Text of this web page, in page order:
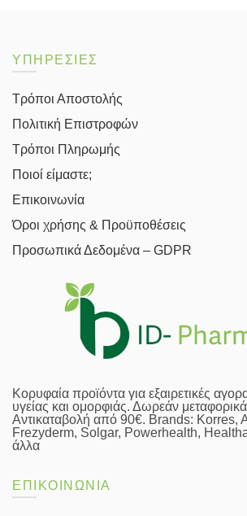
ΥΠΗΡΕΣΙΕΣ
Τρόποι Αποστολής
Πολιτική Επιστροφών
Τρόποι Πληρωμής
Ποιοί είμαστε;
Επικοινωνία
Όροι χρήσης & Προϋποθέσεις
Προσωπικά Δεδομένα – GDPR
Κορυφαία προϊόντα για εξαιρετικές
υγείας και ομορφιάς. Δωρεάν
Αντικαταβολή από 90€. Brands: Korres,
Frezyderm, Solgar, Powerhealth,
άλλα
ΕΠΙΚΟΙΝΩΝΙΑ